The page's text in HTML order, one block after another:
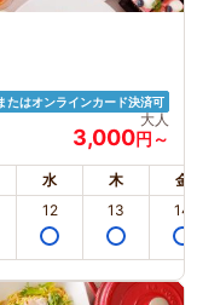
たはオンラインカード決済可
大人
3,000円～
水 木 金
12 13 14